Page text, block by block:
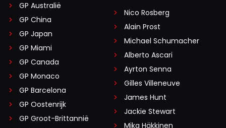
GP Australië
GP China
GP Japan
GP Miami
GP Canada
GP Monaco
GP Barcelona
GP Oostenrijk
GP Groot-Brittannië
Nico Rosberg
Alain Prost
Michael Schumacher
Alberto Ascari
Ayrton Senna
Gilles Villeneuve
James Hunt
Jackie Stewart
Mika Häkkinen